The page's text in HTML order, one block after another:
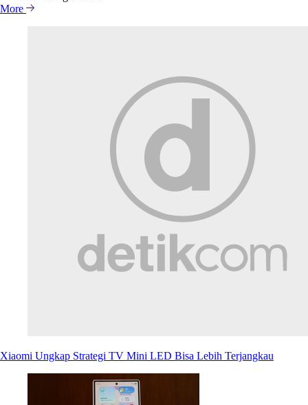
More
Xiaomi Ungkap Strategi TV Mini LED Bisa Lebih Terjangkau